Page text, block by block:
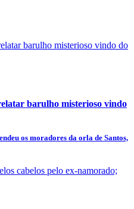
barulho misterioso vindo
os moradores da orla de Santos,